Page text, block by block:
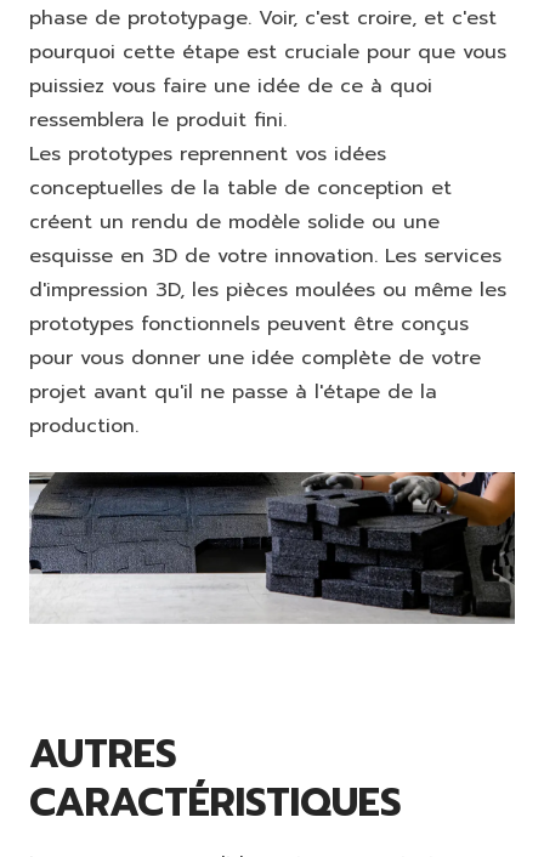
phase de prototypage. Voir, c'est croire, et c'est
pourquoi cette étape est cruciale pour que vous
puissiez vous faire une idée de ce à quoi
ressemblera le produit fini.
Les prototypes reprennent vos idées
conceptuelles de la table de conception et
créent un rendu de modèle solide ou une
esquisse en 3D de votre innovation. Les services
d'impression 3D, les pièces moulées ou même les
prototypes fonctionnels peuvent être conçus
pour vous donner une idée complète de votre
projet avant qu'il ne passe à l'étape de la
production.
AUTRES
CARACTÉRISTIQUES